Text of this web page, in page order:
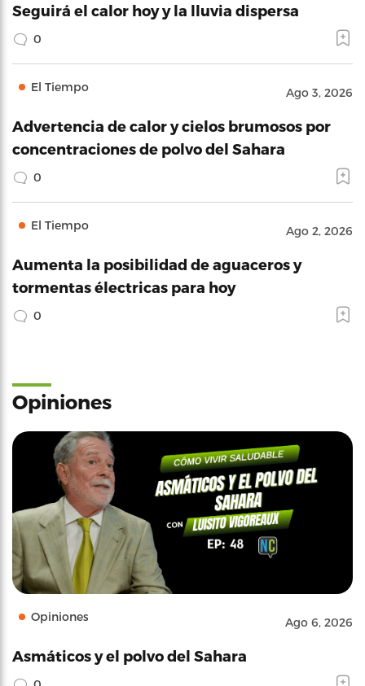
Seguirá el calor hoy y la lluvia dispersa
0
El Tiempo Ago 3, 2026
Advertencia de calor y cielos brumosos por
concentraciones de polvo del Sahara
0
El Tiempo Ago 2, 2026
Aumenta la posibilidad de aguaceros y
tormentas électricas para hoy
0
Opiniones
Opiniones Ago 6, 2026
Asmáticos y el polvo del Sahara